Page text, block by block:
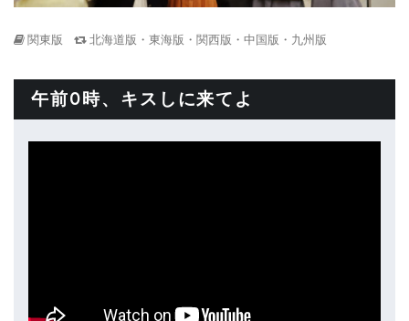
関東版 北海道版・東海版・関西版・中国版・九州版
午前0時、キスしに来てよ